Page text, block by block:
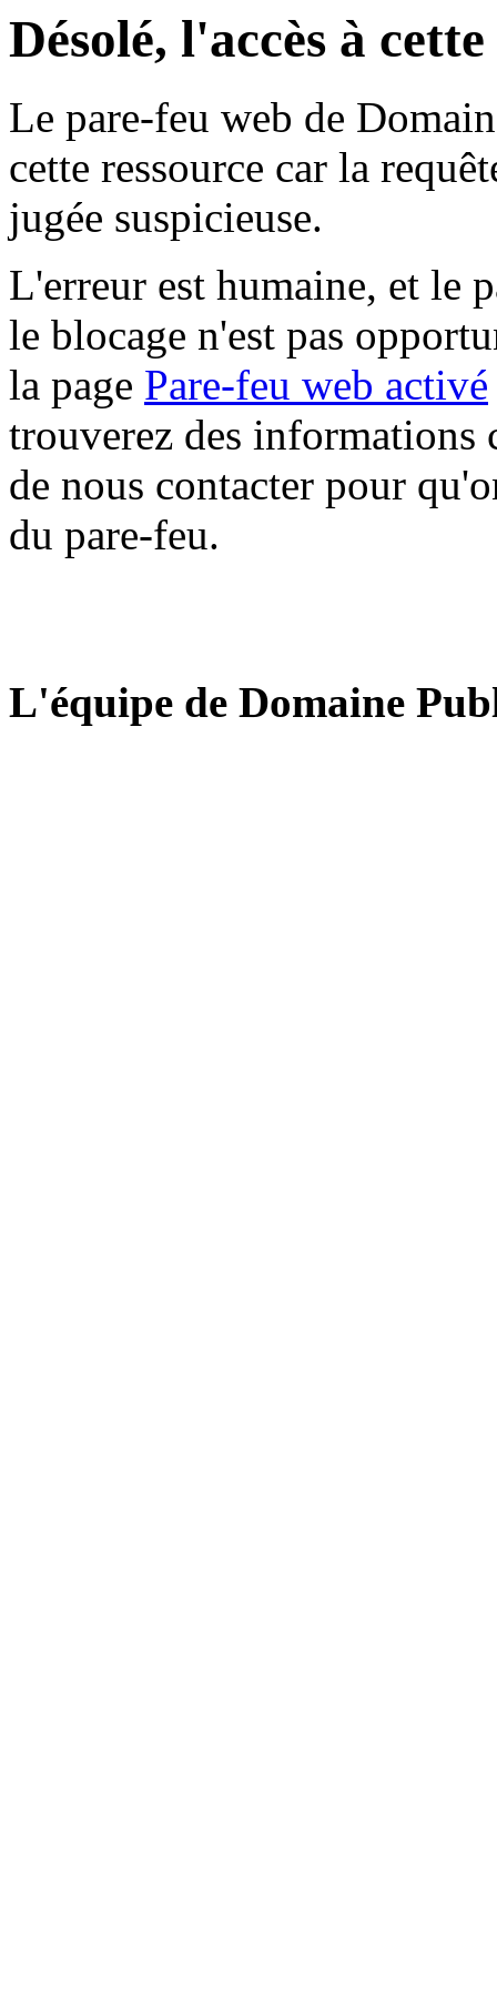
Désolé, l'accès à
Le pare-feu web de
cette ressource car la
jugée suspicieuse.
L'erreur est humaine, et le
le blocage n'est pas
la page Pare-feu web activé
trouverez des informations
de nous contacter pour
du pare-feu.
L'équipe de Domaine